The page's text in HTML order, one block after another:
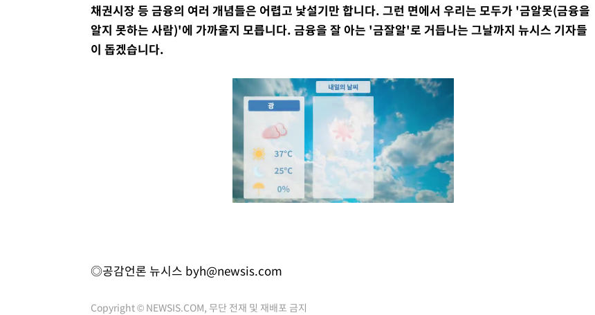
채권시장 등 금융의 여러 개념들은 어렵고 낯설기만 합니다. 그런 면에서 우리는 모두가 '금알못(금융을
알지 못하는 사람)'에 가까울지 모릅니다. 금융을 잘 아는 '금잘알'로 거듭나는 그날까지 뉴시스 기자들
이 돕겠습니다.
◎공감언론 뉴시스 byh@newsis.com
Copyright © NEWSIS.COM, 무단 전재 및 재배포 금지